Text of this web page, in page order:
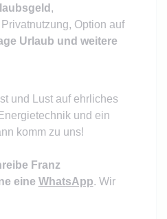
,
Option auf
Urlaub und weitere
und Lust auf ehrliches
und ein
komm zu uns!
Franz
eine WhatsApp. Wir